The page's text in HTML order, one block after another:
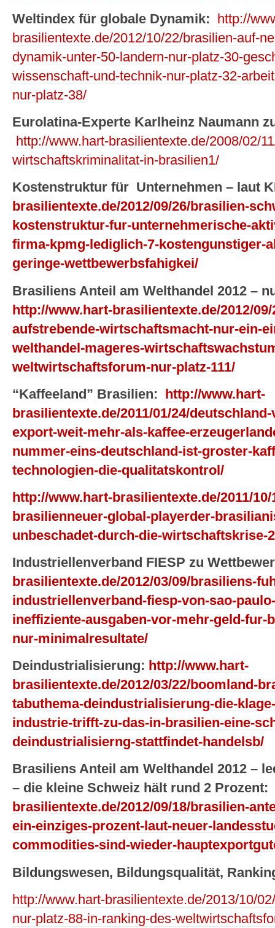
Weltindex für globale Dynamik:
http://
brasilientexte.de/2012/10/22/brasilien-auf-
dynamik-unter-50-landern-nur-platz-30-
wissenschaft-und-technik-nur-platz-32-
nur-platz-38/
Eurolatina-Experte Karlheinz Naumann
http://www.hart-brasilientexte.de/2008/02/
wirtschaftskriminalitat-in-brasilien1/
Kostenstruktur für Unternehmen – laut
brasilientexte.de/2012/09/26/brasilien-
kostenstruktur-fur-unternehmerische-
firma-kpmg-lediglich-7-kostengunstiger-
geringe-wettbewerbsfahigkei/
Brasiliens Anteil am Welthandel 2012 –
http://www.hart-brasilientexte.de/2012/
aufstrebende-wirtschaftsmacht-nur-ein-
welthandel-mageres-
weltwirtschaftsforum-nur-platz-111/
“Kaffeeland” Brasilien:
http://www.hart-
brasilientexte.de/2011/01/24/
export-weit-mehr-als-kaffee-
nummer-eins-deutschland-ist-groster-
technologien-die-qualitatskontrol/
http://www.hart-brasilientexte.de/2011/
brasilienneuer-global-playerder-
unbeschadet-durch-die-wirtschaftskrise-
Industriellenverband FIESP zu
brasilientexte.de/2012/03/09/brasiliens-
industriellenverband-fiesp-von-sao-
ineffiziente-ausgaben-vor-mehr-geld-fur-
nur-minimalresultate/
Deindustrialisierung: http://www.hart-
brasilientexte.de/2012/03/22/boomland-
tabuthema-deindustrialisierung-die-
industrie-trifft-zu-das-in-brasilien-eine-
deindustrialisierng-stattfindet-handelsb/
Brasiliens Anteil am Welthandel 2012 –
– die kleine Schweiz hält rund 2 Prozent:
brasilientexte.de/2012/09/18/brasilien-
ein-einziges-prozent-laut-neuer-
commodities-sind-wieder-
Bildungswesen, Bildungsqualität,
http://www.hart-brasilientexte.de/2013/10/
nur-platz-88-in-ranking-des-